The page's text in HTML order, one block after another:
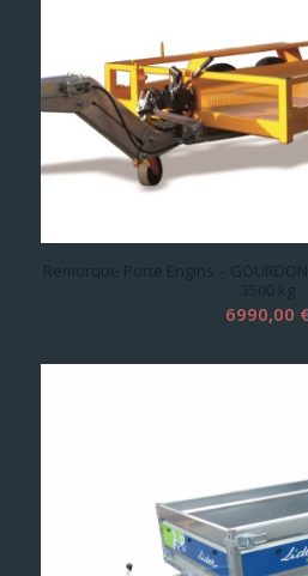
Remorque Porte Engins – GOURDON
3500 kg
6990,00